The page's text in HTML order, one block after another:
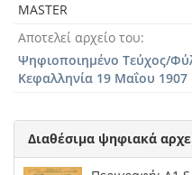
MASTER
Αποτελεί αρχείο του
Ψηφιοποιημένο Τεύχος/
Κεφαλληνία 19 Μαΐου 1907
Διαθέσιμα ψηφιακά